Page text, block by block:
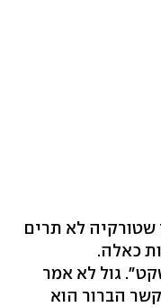
שטורקיה לא תרים
כאלה.
גול לא אמר
הברור הוא